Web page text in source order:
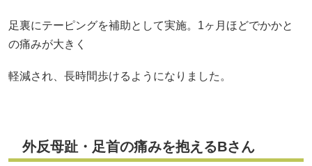
足裏にテーピングを補助として実施。1ヶ月ほどでかかと
の痛みが大きく
軽減され、長時間歩けるようになりました。
外反母趾・足首の痛みを抱えるBさん